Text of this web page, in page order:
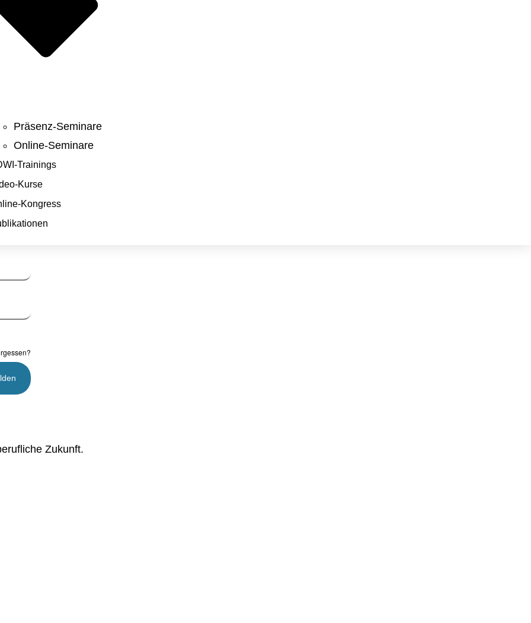
Präsenz-Seminare
Online-Seminare
Trainings
Kurse
Kongress
Zukunft.